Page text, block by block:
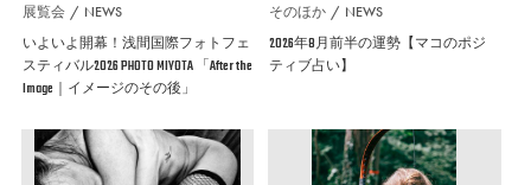
展覧会 NEWS
いよいよ開幕！浅間国際フォトフェ
スティバル2026 PHOTO MIYOTA 「After the
Image｜イメージのその後」
そのほか NEWS
2026年8月前半の運勢【マコのポジ
ティブ占い】